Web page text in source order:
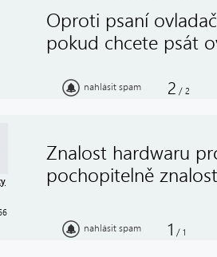
Oproti psaní
pokud chcete psát
nahlásit spam 2 / 2
Znalost hardwaru
pochopitelně
nahlásit spam 1 / 1